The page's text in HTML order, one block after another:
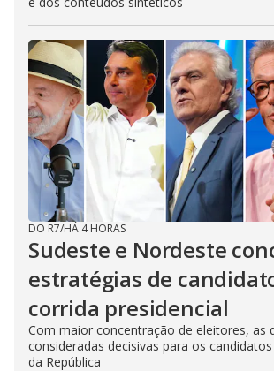
DO R7/HÁ 4 HORAS
Sudeste e Nordeste
estratégias de
corrida presidencial
Com maior concentração de eleitores, as
consideradas decisivas para os
da República